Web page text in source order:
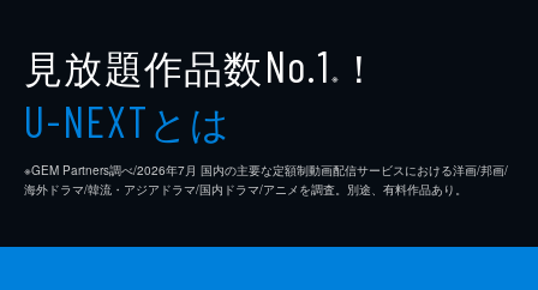
見放題作品数No.1 ※ ！
U-NEXTとは
※GEM Partners調べ/2026年7⽉ 国内の主要な定額制動画配信サービスにおける洋画/邦画/
海外ドラマ/韓流・アジアドラマ/国内ドラマ/アニメを調査。別途、有料作品あり。